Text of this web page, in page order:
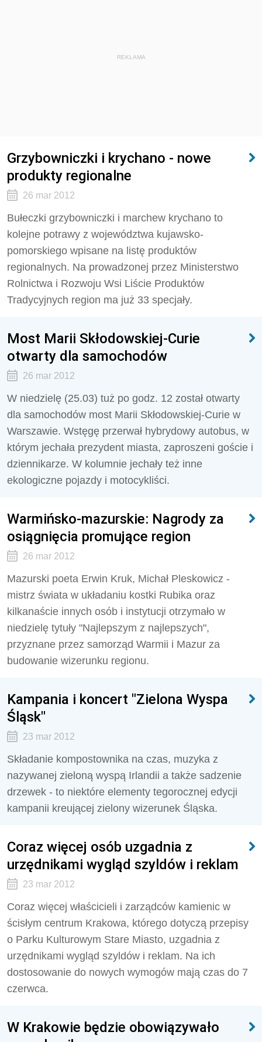
REKLAMA
Grzybowniczki i krychano - nowe
produkty regionalne
26 mar 2012
Bułeczki grzybowniczki i marchew krychano to
kolejne potrawy z województwa kujawsko-
pomorskiego wpisane na listę produktów
regionalnych. Na prowadzonej przez Ministerstwo
Rolnictwa i Rozwoju Wsi Liście Produktów
Tradycyjnych region ma już 33 specjały.
Most Marii Skłodowskiej-Curie
otwarty dla samochodów
26 mar 2012
W niedzielę (25.03) tuż po godz. 12 został otwarty
dla samochodów most Marii Skłodowskiej-Curie w
Warszawie. Wstęgę przerwał hybrydowy autobus, w
którym jechała prezydent miasta, zaproszeni goście i
dziennikarze. W kolumnie jechały też inne
ekologiczne pojazdy i motocykliści.
Warmińsko-mazurskie: Nagrody za
osiągnięcia promujące region
26 mar 2012
Mazurski poeta Erwin Kruk, Michał Pleskowicz -
mistrz świata w układaniu kostki Rubika oraz
kilkanaście innych osób i instytucji otrzymało w
niedzielę tytuły "Najlepszym z najlepszych",
przyznane przez samorząd Warmii i Mazur za
budowanie wizerunku regionu.
Kampania i koncert "Zielona Wyspa
Śląsk"
23 mar 2012
Składanie kompostownika na czas, muzyka z
nazywanej zieloną wyspą Irlandii a także sadzenie
drzewek - to niektóre elementy tegorocznej edycji
kampanii kreującej zielony wizerunek Śląska.
Coraz więcej osób uzgadnia z
urzędnikami wygląd szyldów i reklam
23 mar 2012
Coraz więcej właścicieli i zarządców kamienic w
ścisłym centrum Krakowa, którego dotyczą przepisy
o Parku Kulturowym Stare Miasto, uzgadnia z
urzędnikami wygląd szyldów i reklam. Na ich
dostosowanie do nowych wymogów mają czas do 7
czerwca.
W Krakowie będzie obowiązywało